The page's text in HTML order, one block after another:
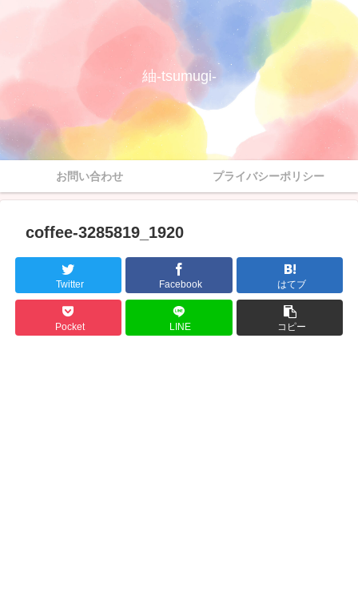
紬-tsumugi-
お問い合わせ プライバシーポリシー
coffee-3285819_1920
Twitter Facebook はてブ
Pocket LINE コピー